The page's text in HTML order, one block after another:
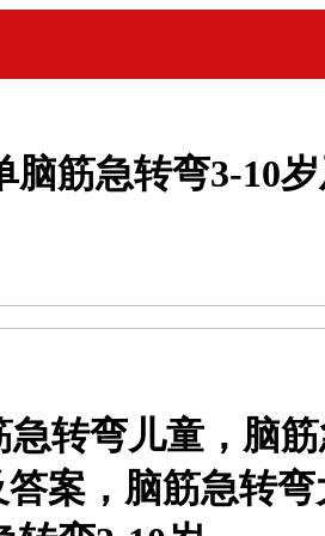
脑筋急转弯3-10
转弯儿童，脑
案，脑筋急转